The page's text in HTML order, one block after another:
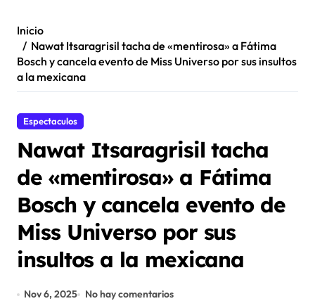
Inicio
Nawat Itsaragrisil tacha de «mentirosa» a Fátima
Bosch y cancela evento de Miss Universo por sus insultos
a la mexicana
Espectaculos
Nawat Itsaragrisil tacha
de «mentirosa» a Fátima
Bosch y cancela evento de
Miss Universo por sus
insultos a la mexicana
Nov 6, 2025 No hay comentarios